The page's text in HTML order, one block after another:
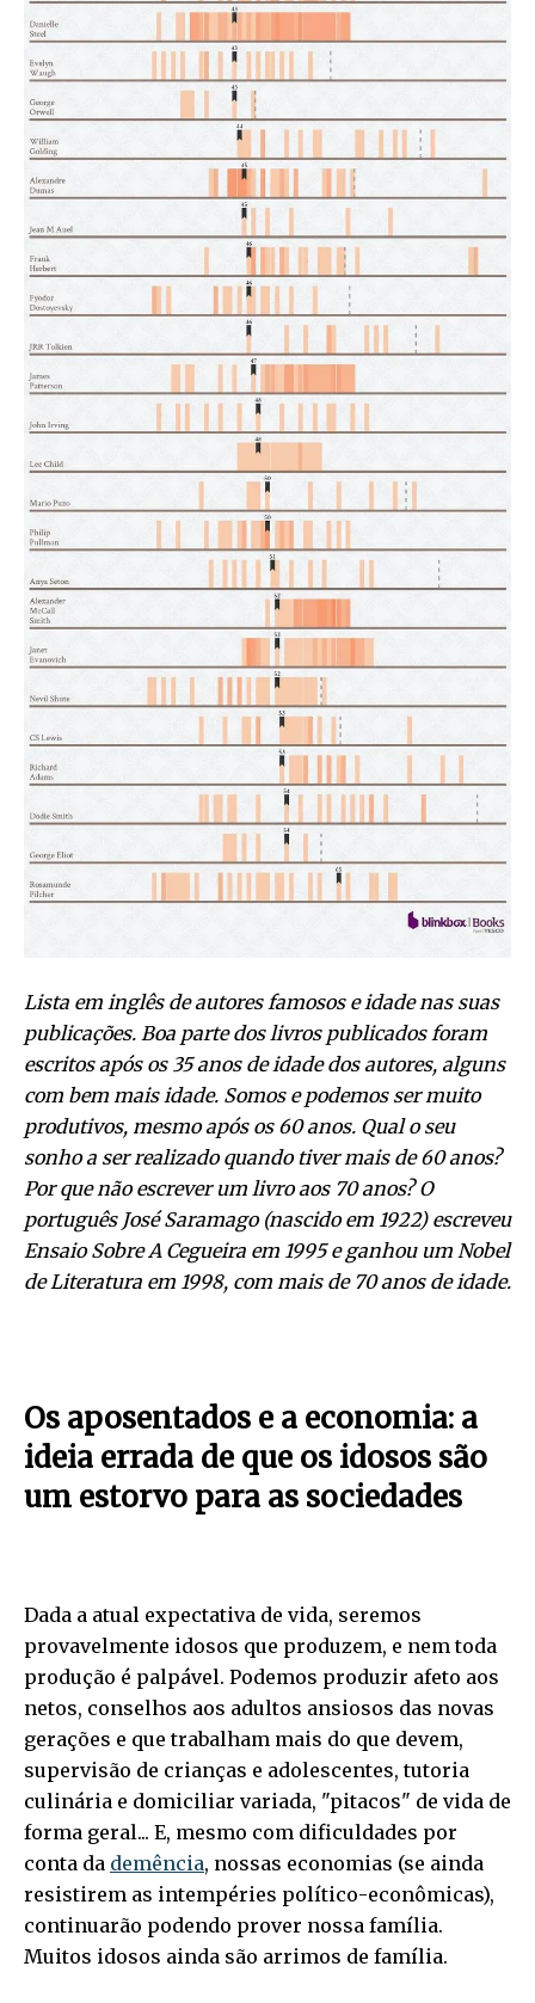
Lista em inglês de autores famosos e idade nas suas
publicações. Boa parte dos livros publicados foram
escritos após os 35 anos de idade dos autores, alguns
com bem mais idade. Somos e podemos ser muito
produtivos, mesmo após os 60 anos. Qual o seu
sonho a ser realizado quando tiver mais de 60 anos?
Por que não escrever um livro aos 70 anos? O
português José Saramago (nascido em 1922) escreveu
Ensaio Sobre A Cegueira em 1995 e ganhou um Nobel
de Literatura em 1998, com mais de 70 anos de idade.
Os aposentados e a economia: a
ideia errada de que os idosos são
um estorvo para as sociedades
Dada a atual expectativa de vida, seremos
provavelmente idosos que produzem, e nem toda
produção é palpável. Podemos produzir afeto aos
netos, conselhos aos adultos ansiosos das novas
gerações e que trabalham mais do que devem,
supervisão de crianças e adolescentes, tutoria
culinária e domiciliar variada, "pitacos" de vida de
forma geral... E, mesmo com dificuldades por
conta da demência, nossas economias (se ainda
resistirem as intempéries político-econômicas),
continuarão podendo prover nossa família.
Muitos idosos ainda são arrimos de família.